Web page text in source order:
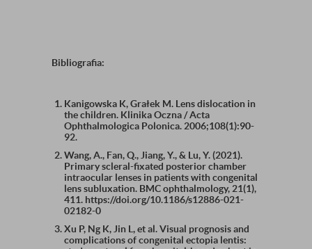
Bibliografia:
Kanigowska K, Grałek M. Lens dislocation in
the children. Klinika Oczna / Acta
Ophthalmologica Polonica. 2006;108(1):90-
92.
Wang, A., Fan, Q., Jiang, Y., & Lu, Y. (2021).
Primary scleral-fixated posterior chamber
intraocular lenses in patients with congenital
lens subluxation. BMC ophthalmology, 21(1),
411. https://doi.org/10.1186/s12886-021-
02182-0
Xu P, Ng K, Jin L, et al. Visual prognosis and
complications of congenital ectopia lentis: